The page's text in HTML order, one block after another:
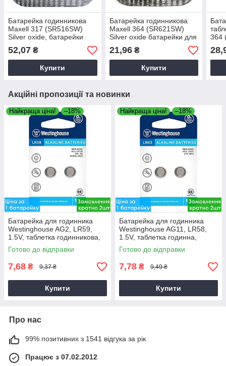
Батарейка годинникова
Maxell 317 (SR516SW)
Silver oxide, батарейки
для годинника, батарейки
для іграшок
52,07 ₴
Купити
Батарейка годинникова
Maxell 364 (SR621SW)
Silver oxide батарейки для
годинника, батарейки для
іграшок
21,96₴
Купити
364
Акційні пропозиції та новинки
Найкраща ціна! –18%
Батарейка для годинника
Westinghouse AG2, LR59,
1.5V, таблетка годинникова,
блістер
Готово до відправки
7,68 ₴ 9,37 ₴
Купити
Найкраща ціна! –18%
Батарейка для годинника
Westinghouse AG11, LR58,
1.5V, таблетка годинна,
блістер
Готово до відправки
7,78 ₴ 9,49 ₴
Купити
Про нас
99% позитивних з 1541 відгука за рік
Працює з 07.02.2012